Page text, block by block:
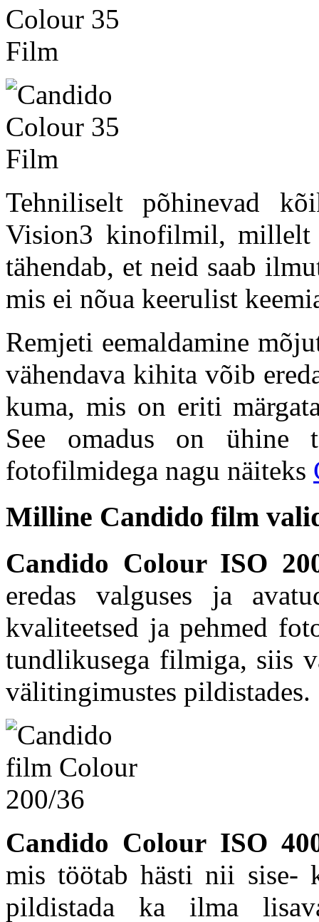
Tehniliselt põhinevad
Vision3 kinofilmil, millelt
tähendab, et neid saab
mis ei nõua keerulist
Remjeti eemaldamine
vähendava kihita võib
kuma, mis on eriti
See omadus on ühine
fotofilmidega nagu näiteks
Milline Candido film
Candido Colour ISO
eredas valguses ja
kvaliteetsed ja pehmed
tundlikusega filmiga, siis
välitingimustes pildistades.
Candido Colour ISO
mis töötab hästi nii sise-
pildistada ka ilma